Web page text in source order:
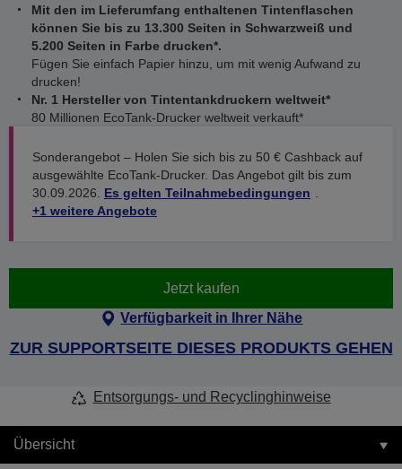
Mit den im Lieferumfang enthaltenen Tintenflaschen
können Sie bis zu 13.300 Seiten in Schwarzweiß und
5.200 Seiten in Farbe drucken*.
Fügen Sie einfach Papier hinzu, um mit wenig Aufwand zu
drucken!
Nr. 1 Hersteller von Tintentankdruckern weltweit*
80 Millionen EcoTank-Drucker weltweit verkauft*
Sonderangebot – Holen Sie sich bis zu 50 € Cashback auf
ausgewählte EcoTank-Drucker. Das Angebot gilt bis zum
30.09.2026. Es gelten Teilnahmebedingungen
+1 weitere Angebote
Jetzt kaufen
Verfügbarkeit in Ihrer Nähe
ZUR SUPPORTSEITE DIESES PRODUKTS GEHEN
Entsorgungs- und Recyclinghinweise
Übersicht